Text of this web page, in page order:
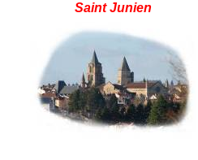
Saint Junien